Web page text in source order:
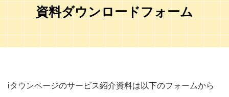
資料ダウンロードフォーム
iタウンページのサービス紹介資料は以下のフォームから